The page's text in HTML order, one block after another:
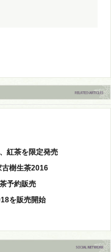
紅茶を限定発売
古樹生茶2016
予約販売
を販売開始